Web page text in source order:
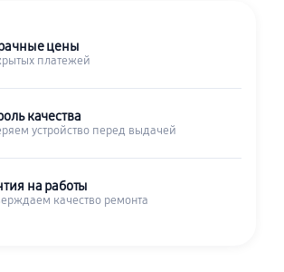
цены
платежей
качества
устройство перед выдачей
на работы
качество ремонта